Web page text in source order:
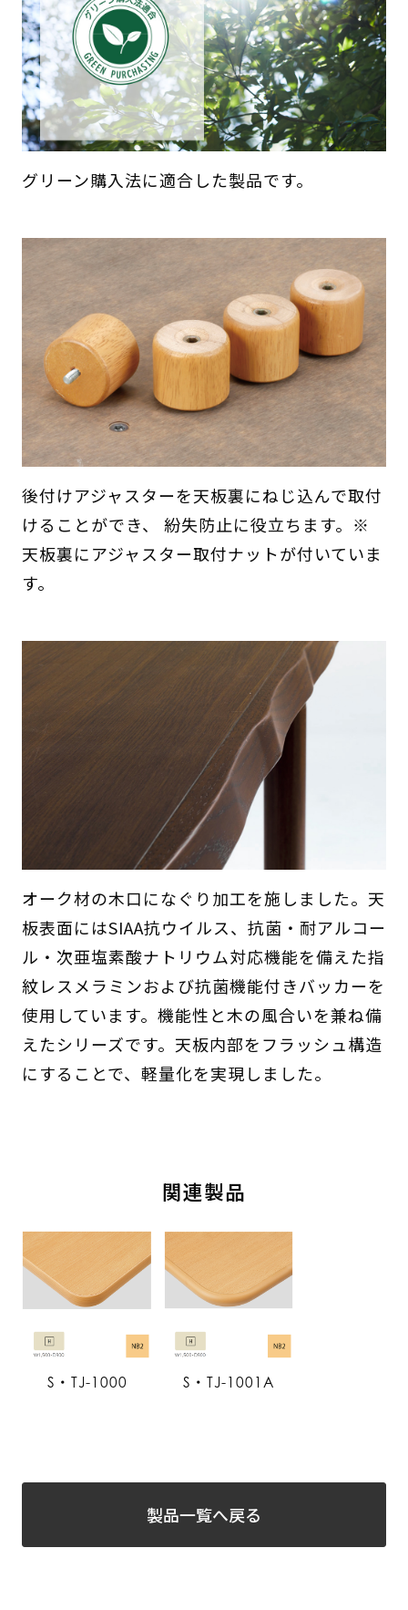
グリーン購入法に適合した製品です。
後付けアジャスターを天板裏にねじ込んで取付
けることができ、 紛失防止に役立ちます。※
天板裏にアジャスター取付ナットが付いていま
す。
オーク材の木口になぐり加工を施しました。天
板表面にはSIAA抗ウイルス、抗菌・耐アルコー
ル・次亜塩素酸ナトリウム対応機能を備えた指
紋レスメラミンおよび抗菌機能付きバッカーを
使用しています。機能性と木の風合いを兼ね備
えたシリーズです。天板内部をフラッシュ構造
にすることで、軽量化を実現しました。
関連製品
S・TJ-1000 S・TJ-1001A
製品一覧へ戻る